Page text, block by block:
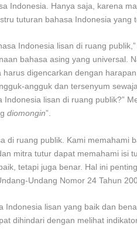
Indonesia. Hanya saja, karena
tuturan bahasa Indonesia yang
Indonesia lisan di ruang
bahasa asing yang universal.
digencarkan dengan
angguk dan tersenyum
lisan di ruang publik?”
diomongin”.
ruang publik. Kami memahami
mitra tutur dapat memahami isi
tetapi juga benar. Hal ini
Undang Nomor 24 Tahun
lisan yang baik dan
dihindari dengan melihat